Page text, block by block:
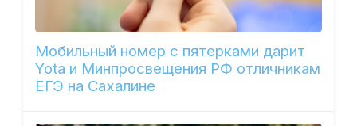
Мобильный номер с пятерками дарит
Yota и Минпросвещения РФ отличникам
ЕГЭ на Сахалине